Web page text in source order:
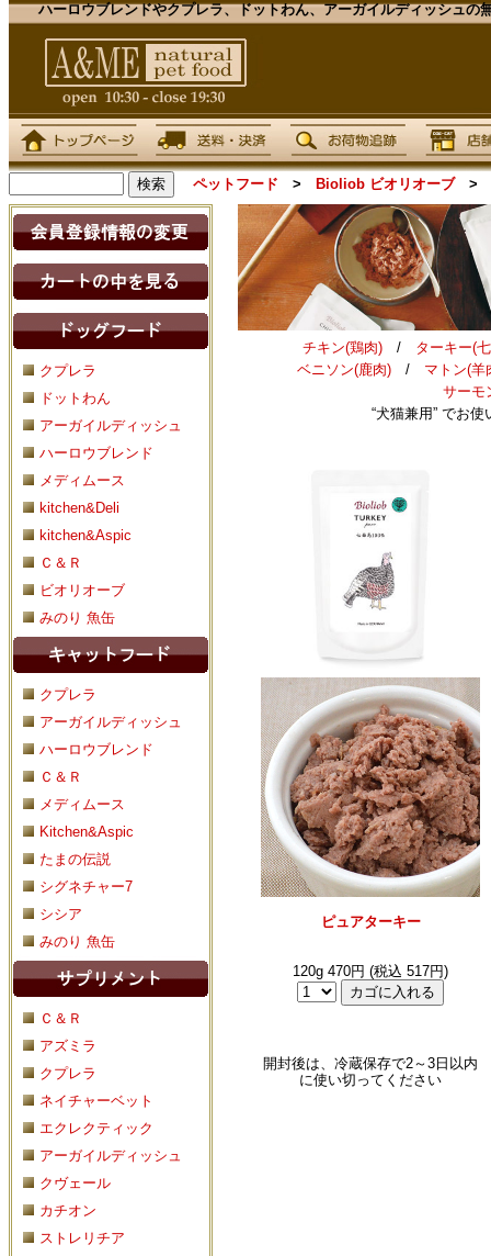
ハーロウブレンドやクプレラ、ドットわん、アーガイルディッシュ
ペットフード > Bioliob ビオリオーブ>
クプレラ
ドットわん
アーガイルディッシュ
ハーロウブレンド
メディムース
kitchen&Deli
kitchen&Aspic
Ｃ＆Ｒ
ビオリオーブ
みのり 魚缶
クプレラ
アーガイルディッシュ
ハーロウブレンド
Ｃ＆Ｒ
メディムース
Kitchen&Aspic
たまの伝説
シグネチャー7
シシア
みのり 魚缶
Ｃ＆Ｒ
アズミラ
クプレラ
ネイチャーベット
エクレクティック
アーガイルディッシュ
クヴェール
カチオン
ストレリチア
チキン(鶏肉)/ ターキー(
ベニソン(鹿肉)/ マトン(羊
サーモ
“犬猫兼用” でお
ピュアターキー
120g 470円 (税込 517円)
開封後は、冷蔵保存で2～3日以内
に使い切ってください